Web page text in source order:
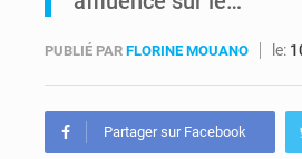
PUBLIÉ PAR FLORINE MOUANO le:
Partager sur Facebook